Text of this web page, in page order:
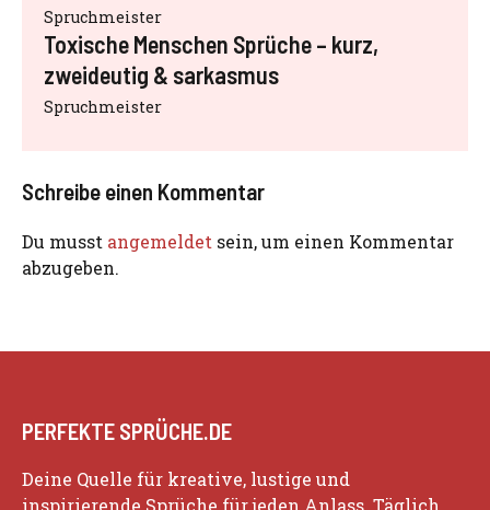
Spruchmeister
Toxische Menschen Sprüche – kurz,
zweideutig & sarkasmus
Spruchmeister
Schreibe einen Kommentar
Du musst angemeldet sein, um einen Kommentar
abzugeben.
PERFEKTE SPRÜCHE.DE
Deine Quelle für kreative, lustige und
inspirierende Sprüche für jeden Anlass. Täglich